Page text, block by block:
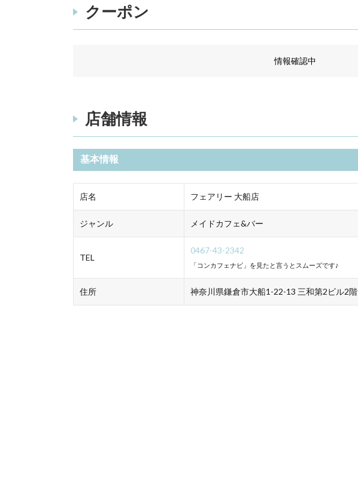
クーポン
情報確認中
店舗情報
基本情報
店名 フェアリー 大船店
ジャンル メイドカフェ&バー
TEL
0467-43-2342
「コンカフェナビ」を見たと言うとスムーズです♪
住所 神奈川県鎌倉市大船1-22-13 三和第2ビル2階